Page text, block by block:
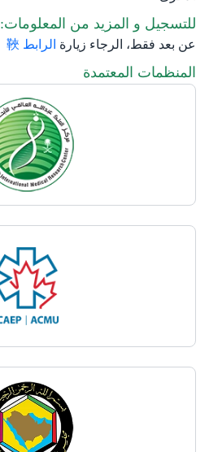
للتسجيل و المزيد من المعلومات:‏
عن بعد فقط، الرجاء زيارة الرابط
المنظمات المعتمدة